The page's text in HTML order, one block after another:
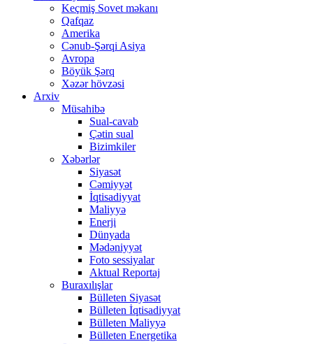
Keçmiş Sovet məkanı
Qafqaz
Amerika
Cənub-Şərqi Asiya
Avropa
Böyük Şərq
Xəzər hövzəsi
Arxiv
Müsahibə
Sual-cavab
Çətin sual
Bizimkiler
Xəbərlər
Siyasət
Cəmiyyət
İqtisadiyyat
Maliyyə
Enerji
Dünyada
Mədəniyyət
Foto sessiyalar
Aktual Reportaj
Buraxılışlar
Bülleten Siyasət
Bülleten İqtisadiyyat
Bülleten Maliyyə
Bülleten Energetika